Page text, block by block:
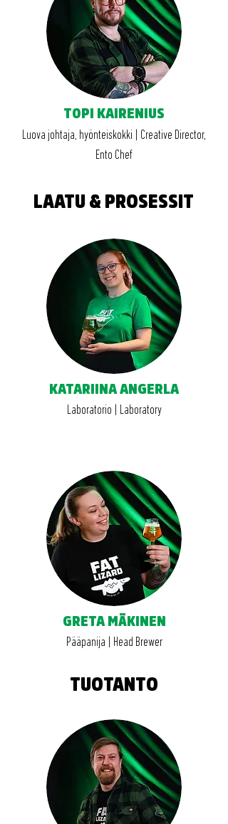
TOPI KAIRENIUS
Luova johtaja, hyönteiskokki | Creative Director,
Ento Chef
LAATU & PROSESSIT
KATARIINA ANGERLA
Laboratorio | Laboratory
GRETA MÄKINEN
Pääpanija | Head Brewer
TUOTANTO